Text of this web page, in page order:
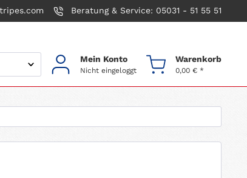
Beratung & Service: 05031 - 51 55 51
Mein Konto
Nicht eingeloggt
Warenkorb
0,00 € *